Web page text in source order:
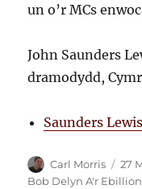
un o’r MCs
John Saunders
dramodydd,
Saunders
Awdur
Carl Morris
ar
27
Bob Delyn A'r Ebillion